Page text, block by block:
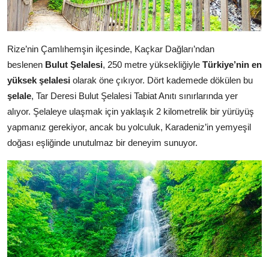
Rize’nin Çamlıhemşin ilçesinde, Kaçkar Dağları’ndan
beslenen Bulut Şelalesi, 250 metre yüksekliğiyle Türkiye’nin en
yüksek şelalesi olarak öne çıkıyor. Dört kademede dökülen bu
şelale, Tar Deresi Bulut Şelalesi Tabiat Anıtı sınırlarında yer
alıyor. Şelaleye ulaşmak için yaklaşık 2 kilometrelik bir yürüyüş
yapmanız gerekiyor, ancak bu yolculuk, Karadeniz’in yemyeşil
doğası eşliğinde unutulmaz bir deneyim sunuyor.